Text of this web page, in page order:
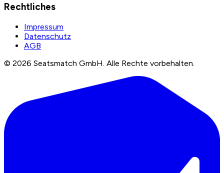
Rechtliches
Impressum
Datenschutz
AGB
© 2026 Seatsmatch GmbH. Alle Rechte vorbehalten.